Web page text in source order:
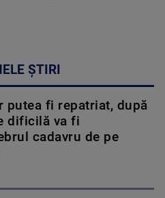
ȘTIRI
putea fi repatriat, după
dificilă va fi
cadavru de pe